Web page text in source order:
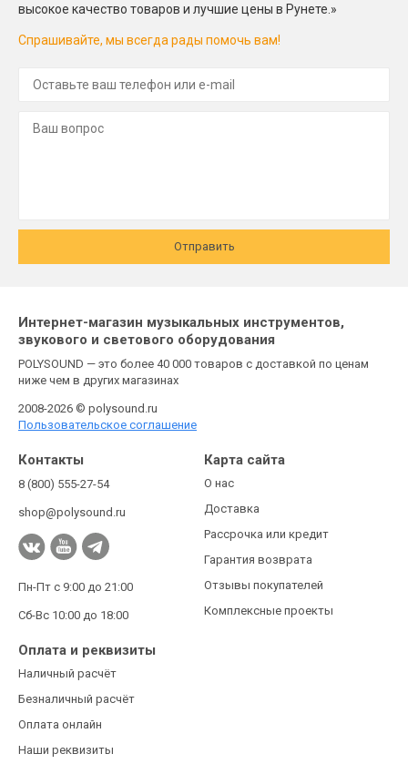
высокое качество товаров и лучшие цены в Рунете.»
Спрашивайте, мы всегда рады помочь вам!
Отправить
Интернет-магазин музыкальных инструментов,
звукового и светового оборудования
POLYSOUND — это более 40 000 товаров с доставкой по ценам
ниже чем в других магазинах
2008-2026 © polysound.ru
Пользовательское соглашение
Контакты
8 (800) 555-27-54
shop@polysound.ru
Пн-Пт с 9:00 до 21:00
Сб-Вс 10:00 до 18:00
Карта сайта
О нас
Доставка
Рассрочка или кредит
Гарантия возврата
Отзывы покупателей
Комплексные проекты
Оплата и реквизиты
Наличный расчёт
Безналичный расчёт
Оплата онлайн
Наши реквизиты